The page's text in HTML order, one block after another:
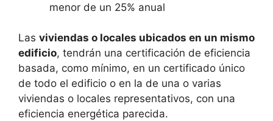
menor de un 25% anual
Las viviendas o locales ubicados en un mismo
edificio, tendrán una certificación de eficiencia
basada, como mínimo, en un certificado único
de todo el edificio o en la de una o varias
viviendas o locales representativos, con una
eficiencia energética parecida.